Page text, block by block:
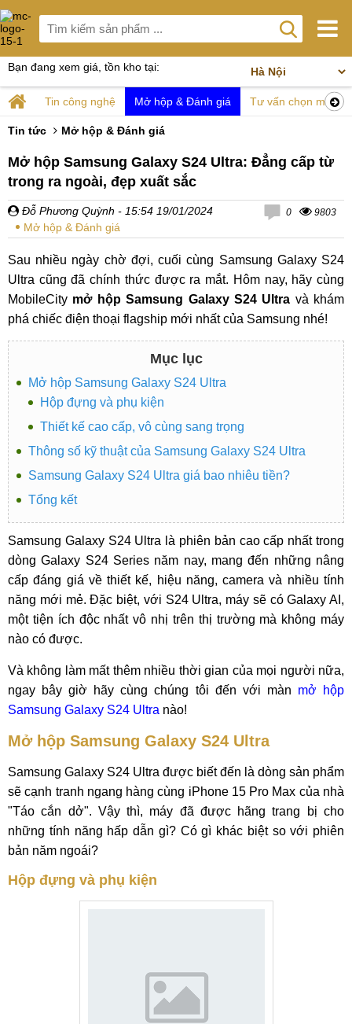
Bạn đang xem giá, tồn kho tại:
Tin công nghệ Mở hộp & Đánh giá Tư vấn chọn mua
Tin tức Mở hộp & Đánh giá
Mở hộp Samsung Galaxy S24 Ultra: Đẳng cấp từ
trong ra ngoài, đẹp xuất sắc
Đỗ Phương Quỳnh - 15:54 19/01/2024
Mở hộp & Đánh giá
0 9803
Sau nhiều ngày chờ đợi, cuối cùng Samsung Galaxy S24
Ultra cũng đã chính thức được ra mắt. Hôm nay, hãy cùng
MobileCity mở hộp Samsung Galaxy S24 Ultra và khám
phá chiếc điện thoại flagship mới nhất của Samsung nhé!
Mục lục
Mở hộp Samsung Galaxy S24 Ultra
Hộp đựng và phụ kiện
Thiết kế cao cấp, vô cùng sang trọng
Thông số kỹ thuật của Samsung Galaxy S24 Ultra
Samsung Galaxy S24 Ultra giá bao nhiêu tiền?
Tổng kết
Samsung Galaxy S24 Ultra là phiên bản cao cấp nhất trong
dòng Galaxy S24 Series năm nay, mang đến những nâng
cấp đáng giá về thiết kế, hiệu năng, camera và nhiều tính
năng mới mẻ. Đặc biệt, với S24 Ultra, máy sẽ có Galaxy AI,
một tiện ích độc nhất vô nhị trên thị trường mà không máy
nào có được.
Và không làm mất thêm nhiều thời gian của mọi người nữa,
ngay bây giờ hãy cùng chúng tôi đến với màn mở hộp
Samsung Galaxy S24 Ultra nào!
Mở hộp Samsung Galaxy S24 Ultra
Samsung Galaxy S24 Ultra được biết đến là dòng sản phẩm
sẽ cạnh tranh ngang hàng cùng iPhone 15 Pro Max của nhà
"Táo cắn dở". Vậy thì, máy đã được hãng trang bị cho
những tính năng hấp dẫn gì? Có gì khác biệt so với phiên
bản năm ngoái?
Hộp đựng và phụ kiện